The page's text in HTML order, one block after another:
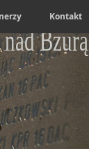
Kontakt
Bzurą